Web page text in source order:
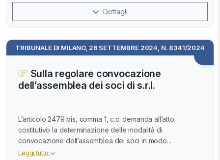
Dettagli
TRIBUNALE DI MILANO, 26 SETTEMBRE 2024, N. 8341/2024
Sulla regolare convocazione
dell’assemblea dei soci di s.r.l.
L’articolo 2479 bis, comma 1, c.c. demanda all’atto
costitutivo la determinazione delle modalità di
convocazione dell’assemblea dei soci in modo...
Leggi tutto